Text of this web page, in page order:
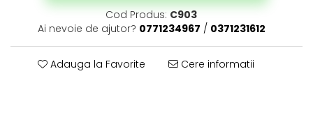
Cod Produs: C903
Ai nevoie de ajutor? 0771234967 / 0371231612
Adauga la Favorite Cere informatii